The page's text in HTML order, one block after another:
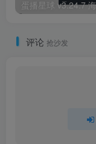
评论 抢沙发